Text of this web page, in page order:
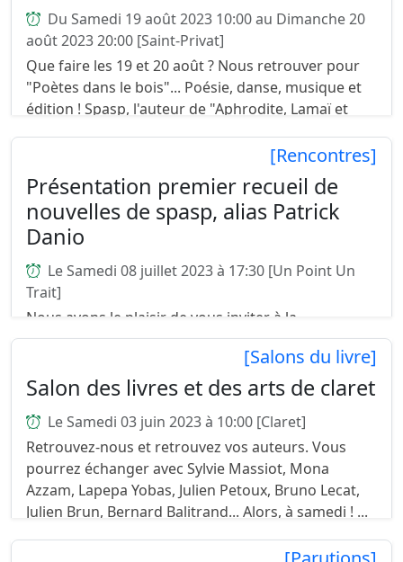
Du Samedi 19 août 2023 10:00 au Dimanche 20
août 2023 20:00 [Saint-Privat]
Que faire les 19 et 20 août ? Nous retrouver pour
"Poètes dans le bois"... Poésie, danse, musique et
édition ! Spasp, l'auteur de "Aphrodite, Lamaï et
[Rencontres]
Présentation premier recueil de
nouvelles de spasp, alias Patrick
Danio
Le Samedi 08 juillet 2023 à 17:30 [Un Point Un
Trait]
Nous avons le plaisir de vous inviter à la
présentation de la sortie du premier recueil de
nouvelles de spasp,alias Patrick Danion, auteur,
artiste peintre et illustrateur : « Aphrodite, Lamaï et
[Salons du livre]
Salon des livres et des arts de claret
Le Samedi 03 juin 2023 à 10:00 [Claret]
Retrouvez-nous et retrouvez vos auteurs. Vous
pourrez échanger avec Sylvie Massiot, Mona
Azzam, Lapepa Yobas, Julien Petoux, Bruno Lecat,
Julien Brun, Bernard Balitrand... Alors, à samedi ! ...